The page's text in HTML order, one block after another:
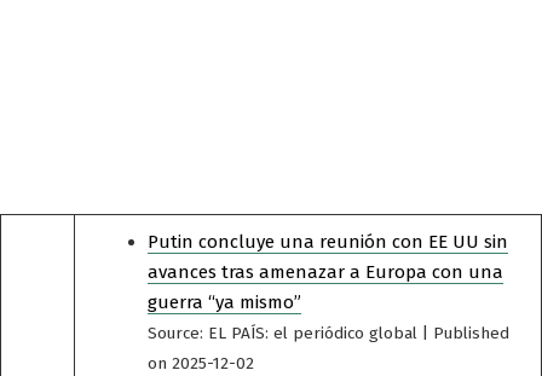
Putin concluye una reunión con EE UU sin
avances tras amenazar a Europa con una
guerra “ya mismo”
Source: EL PAÍS: el periódico global
Published
on 2025-12-02